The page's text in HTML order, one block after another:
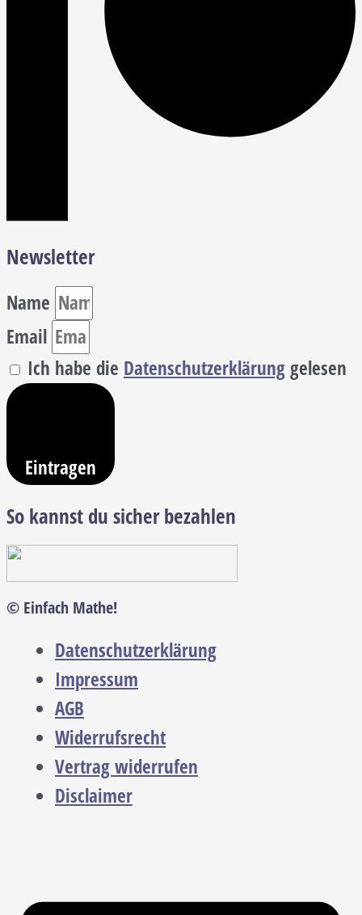
Newsletter
Name
Email
Ich habe die Datenschutzerklärunggelesen
Eintragen
So kannst du sicher bezahlen
© Einfach Mathe!
Datenschutzerklärung
Impressum
AGB
Widerrufsrecht
Vertrag widerrufen
Disclaimer